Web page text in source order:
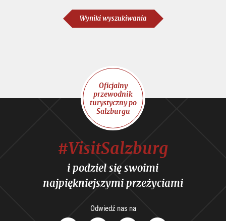
Wyniki wyszukiwania
Oficjalny
przewodnik
turystyczny po
Salzburgu
#VisitSalzburg
i podziel się swoimi
najpiękniejszymi przeżyciami
Odwiedź nas na